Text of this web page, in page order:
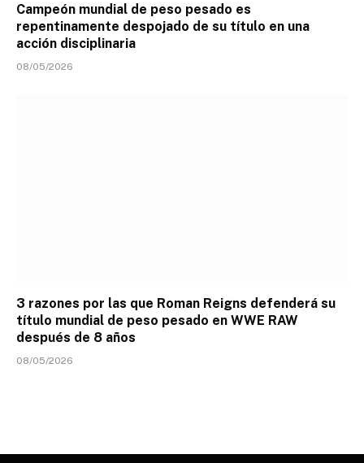
Campeón mundial de peso pesado es
repentinamente despojado de su título en una
acción disciplinaria
08/05/2026
3 razones por las que Roman Reigns defenderá su
título mundial de peso pesado en WWE RAW
después de 8 años
08/05/2026